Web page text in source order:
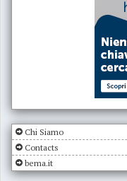
Chi Siamo
Contacts
bema.it